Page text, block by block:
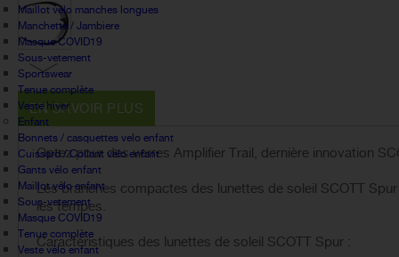
Maillot vélo manches longues
Manchette / Jambiere
Masque COVID19
Sous-vetement
Sportswear
Tenue complète
Veste hiver
Enfant
Bonnets / casquettes velo enfant
Cuissard / Collant vélo enfant
Gants vélo enfant
Maillot vélo enfant
Sous-vetement
Masque COVID19
Tenue complète
Veste vélo enfant
EN SAVOIR PLUS
Optez pour des verres Amplifier Trail, dernière innovation
Les branches compactes des lunettes de soleil SCOTT
les tempes.
Caractéristiques des lunettes de soleil SCOTT Spur :